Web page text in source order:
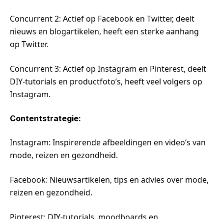
Concurrent 2: Actief op Facebook en Twitter, deelt
nieuws en blogartikelen, heeft een sterke aanhang
op Twitter.
Concurrent 3: Actief op Instagram en Pinterest, deelt
DIY-tutorials en productfoto’s, heeft veel volgers op
Instagram.
Contentstrategie:
Instagram: Inspirerende afbeeldingen en video’s van
mode, reizen en gezondheid.
Facebook: Nieuwsartikelen, tips en advies over mode,
reizen en gezondheid.